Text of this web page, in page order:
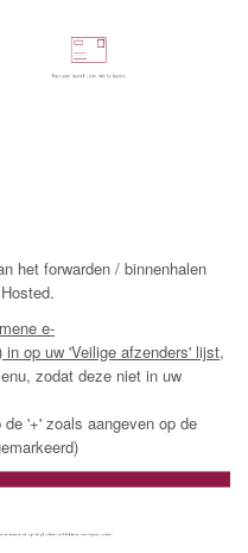
het forwarden / binnenhalen
e-
op uw 'Veilige afzenders' lijst,
zodat deze niet in uw
'+' zoals aangeven op de